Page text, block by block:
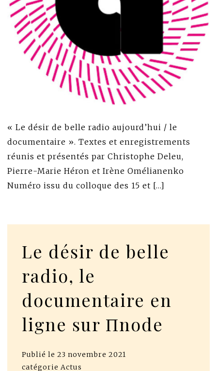
« Le désir de belle radio aujourd’hui / le
documentaire ». Textes et enregistrements
réunis et présentés par Christophe Deleu,
Pierre-Marie Héron et Irène Omélianenko
Numéro issu du colloque des 15 et […]
Le désir de belle
radio, le
documentaire en
ligne sur Πnode
Publié le 23 novembre 2021
catégorie Actus